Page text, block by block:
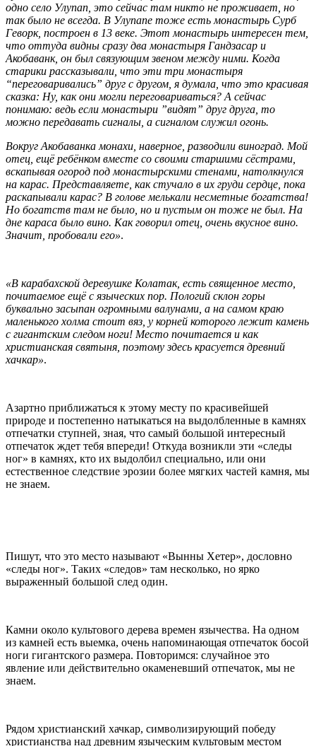
одно село Улупап, это сейчас там никто не проживает, но
так было не всегда. В Улупапе тоже есть монастырь Сурб
Геворк, построен в 13 веке. Этот монастырь интересен тем,
что оттуда видны сразу два монастыря Гандзасар и
Акобаванк, он был связующим звеном между ними. Когда
старики рассказывали, что эти три монастыря
“переговаривались” друг с другом, я думала, что это красивая
сказка: Ну, как они могли переговариваться? А сейчас
понимаю: ведь если монастыри ”видят” друг друга, то
можно передавать сигналы, а сигналом служил огонь.
Вокруг Акобаванка монахи, наверное, разводили виноград. Мой
отец, ещё ребёнком вместе со своими старшими сёстрами,
вскапывая огород под монастырскими стенами, натолкнулся
на карас. Представляете, как стучало в их груди сердце, пока
раскапывали карас? В голове мелькали несметные богатства!
Но богатств там не было, но и пустым он тоже не был. На
дне караса было вино. Как говорил отец, очень вкусное вино.
Значит, пробовали его».
«В карабахской деревушке Колатак, есть священное место,
почитаемое ещё с языческих пор. Пологий склон горы
буквально засыпан огромными валунами, а на самом краю
маленького холма стоит вяз, у корней которого лежит камень
с гигантским следом ноги! Место почитается и как
христианская святыня, поэтому здесь красуется древний
хачкар».
Азартно приближаться к этому месту по красивейшей
природе и постепенно натыкаться на выдолбленные в камнях
отпечатки ступней, зная, что самый большой интересный
отпечаток ждет тебя впереди! Откуда возникли эти «следы
ног» в камнях, кто их выдолбил специально, или они
естественное следствие эрозии более мягких частей камня, мы
не знаем.
Пишут, что это место называют «Вынны Хетер», дословно
«следы ног». Таких «следов» там несколько, но ярко
выраженный большой след один.
Камни около культового дерева времен язычества. На одном
из камней есть выемка, очень напоминающая отпечаток босой
ноги гигантского размера. Повторимся: случайное это
явление или действительно окаменевший отпечаток, мы не
знаем.
Рядом христианский хачкар, символизирующий победу
христианства над древним языческим культовым местом